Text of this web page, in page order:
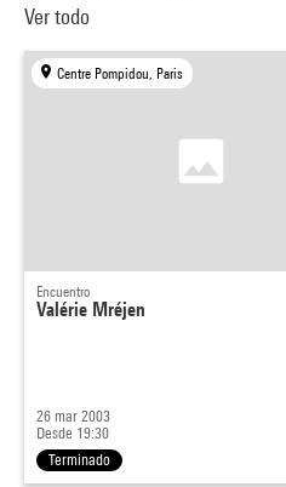
Ver todo
Centre Pompidou, Paris
Encuentro
Valérie Mréjen
26 mar 2003
Desde 19:30
Terminado